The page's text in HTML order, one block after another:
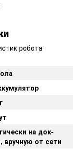
робота-
на док-
вручную от сети